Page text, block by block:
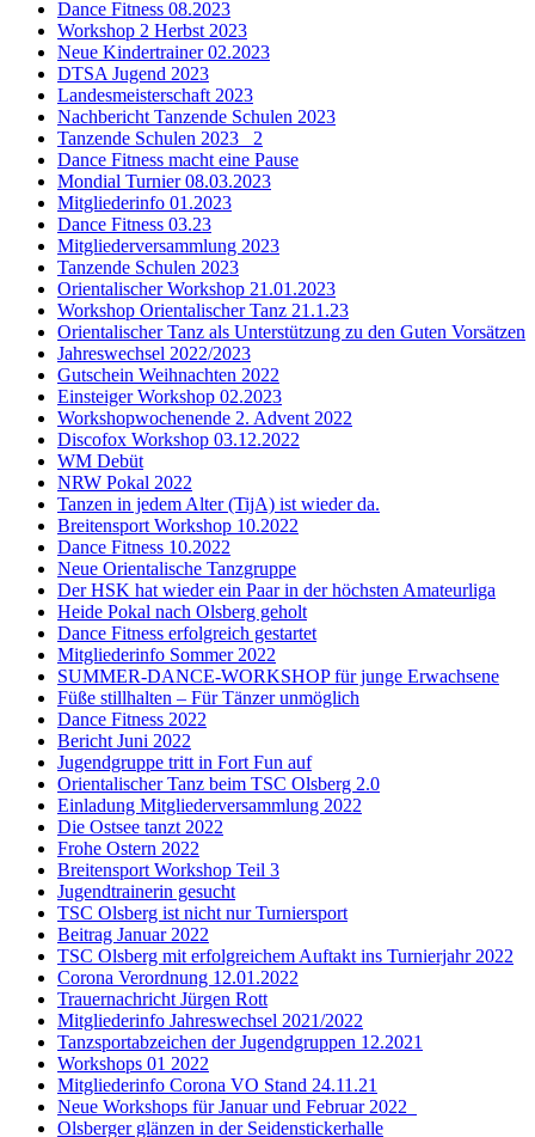
Dance Fitness 08.2023
Workshop 2 Herbst 2023
Neue Kindertrainer 02.2023
DTSA Jugend 2023
Landesmeisterschaft 2023
Nachbericht Tanzende Schulen 2023
Tanzende Schulen 2023 _2
Dance Fitness macht eine Pause
Mondial Turnier 08.03.2023
Mitgliederinfo 01.2023
Dance Fitness 03.23
Mitgliederversammlung 2023
Tanzende Schulen 2023
Orientalischer Workshop 21.01.2023
Workshop Orientalischer Tanz 21.1.23
Orientalischer Tanz als Unterstützung zu den Guten Vorsätzen
Jahreswechsel 2022/2023
Gutschein Weihnachten 2022
Einsteiger Workshop 02.2023
Workshopwochenende 2. Advent 2022
Discofox Workshop 03.12.2022
WM Debüt
NRW Pokal 2022
Tanzen in jedem Alter (TijA) ist wieder da.
Breitensport Workshop 10.2022
Dance Fitness 10.2022
Neue Orientalische Tanzgruppe
Der HSK hat wieder ein Paar in der höchsten Amateurliga
Heide Pokal nach Olsberg geholt
Dance Fitness erfolgreich gestartet
Mitgliederinfo Sommer 2022
SUMMER-DANCE-WORKSHOP für junge Erwachsene
Füße stillhalten – Für Tänzer unmöglich
Dance Fitness 2022
Bericht Juni 2022
Jugendgruppe tritt in Fort Fun auf
Orientalischer Tanz beim TSC Olsberg 2.0
Einladung Mitgliederversammlung 2022
Die Ostsee tanzt 2022
Frohe Ostern 2022
Breitensport Workshop Teil 3
Jugendtrainerin gesucht
TSC Olsberg ist nicht nur Turniersport
Beitrag Januar 2022
TSC Olsberg mit erfolgreichem Auftakt ins Turnierjahr 2022
Corona Verordnung 12.01.2022
Trauernachricht Jürgen Rott
Mitgliederinfo Jahreswechsel 2021/2022
Tanzsportabzeichen der Jugendgruppen 12.2021
Workshops 01 2022
Mitgliederinfo Corona VO Stand 24.11.21
Neue Workshops für Januar und Februar 2022
Olsberger glänzen in der Seidenstickerhalle